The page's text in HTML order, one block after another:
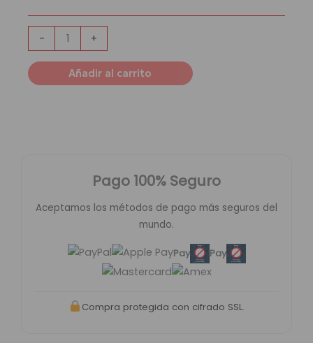
-
|
Local
cantidad
+
Añadir al carrito
Pago 100% Seguro
Aceptamos los métodos de pago más seguros del
mundo.
Pay Pay
Compra protegida con cifrado SSL.